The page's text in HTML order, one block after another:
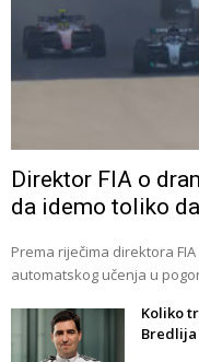
Direktor FIA o
da idemo toliko
Prema riječima direktora
automatskog učenja u
Koliko
Bredlija